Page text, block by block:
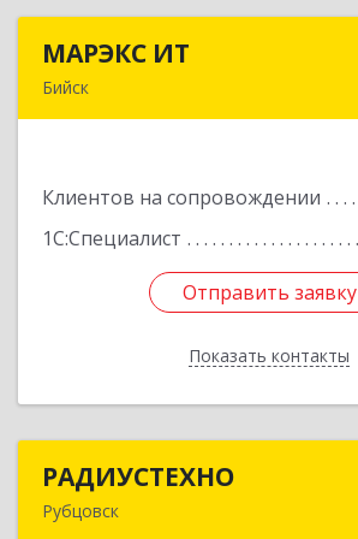
МАРЭКС ИТ
Бийск
Клиентов на сопровождении
1С:Специалист
Отправить заявку
Показать контакты
Отправить заявку
Назад
РАДИУСТЕХНО
Рубцовск